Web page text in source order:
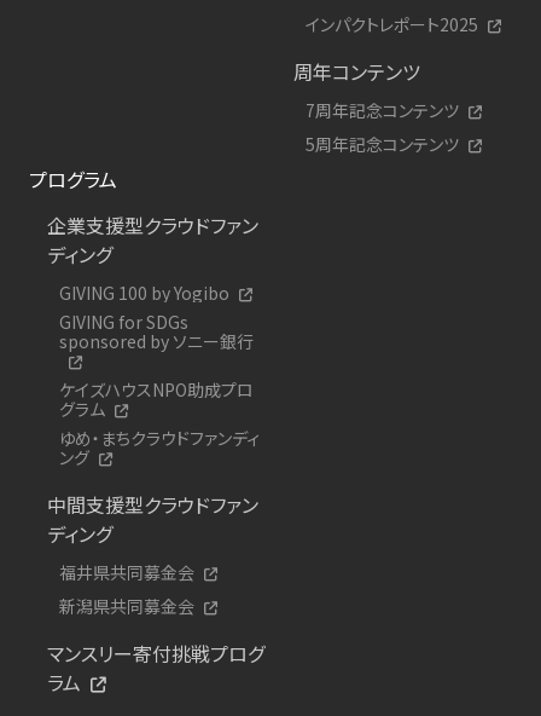
インパクトレポート2025
周年コンテンツ
7周年記念コンテンツ
5周年記念コンテンツ
プログラム
企業支援型クラウドファン
ディング
GIVING 100 by Yogibo
GIVING for SDGs
sponsored by ソニー銀行
ケイズハウスNPO助成プロ
グラム
ゆめ・まちクラウドファンディ
ング
中間支援型クラウドファン
ディング
福井県共同募金会
新潟県共同募金会
マンスリー寄付挑戦プログ
ラム